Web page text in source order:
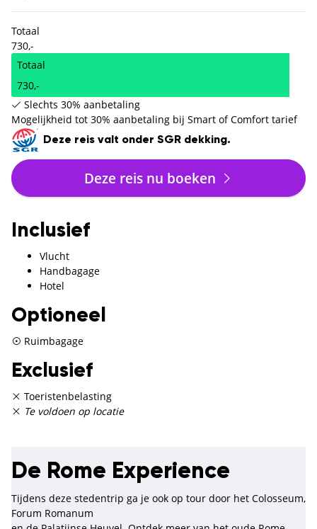
Totaal
730,-
Totaal
730,-
Slechts 30% aanbetaling
Mogelijkheid tot 30% aanbetaling bij Smart of Comfort tarief
Deze reis valt onder SGR dekking.
Deze reis nu boeken
Inclusief
Vlucht
Handbagage
Hotel
Optioneel
Ruimbagage
Exclusief
Toeristenbelasting
Te voldoen op locatie
De Rome Experience
Tijdens deze stedentrip ga je ook op tour door het Colosseum,
Forum Romanum